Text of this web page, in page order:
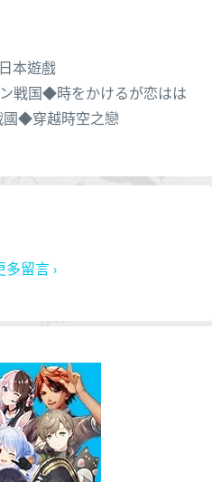
日本遊戲
戦国◆時をかけるが恋はは
國◆穿越時空之戀
多留言 ›